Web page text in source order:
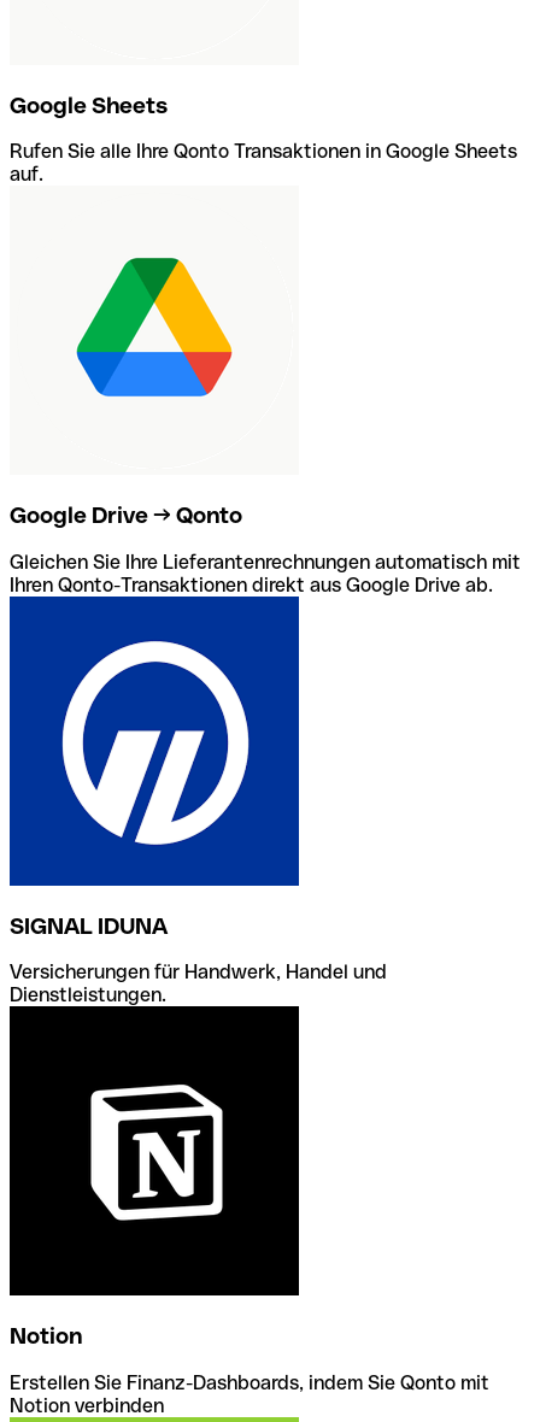
Google Sheets
Rufen Sie alle Ihre Qonto Transaktionen in Google Sheets
auf.
Google Drive → Qonto
Gleichen Sie Ihre Lieferantenrechnungen automatisch mit
Ihren Qonto-Transaktionen direkt aus Google Drive ab.
SIGNAL IDUNA
Versicherungen für Handwerk, Handel und
Dienstleistungen.
Notion
Erstellen Sie Finanz-Dashboards, indem Sie Qonto mit
Notion verbinden